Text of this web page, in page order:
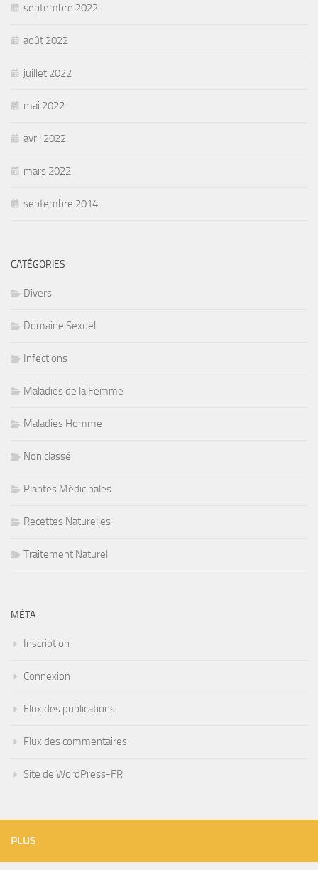
septembre 2022
août 2022
juillet 2022
mai 2022
avril 2022
mars 2022
septembre 2014
CATÉGORIES
Divers
Domaine Sexuel
Infections
Maladies de la Femme
Maladies Homme
Non classé
Plantes Médicinales
Recettes Naturelles
Traitement Naturel
MÉTA
Inscription
Connexion
Flux des publications
Flux des commentaires
Site de WordPress-FR
PLUS